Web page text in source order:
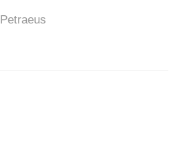
Petraeus